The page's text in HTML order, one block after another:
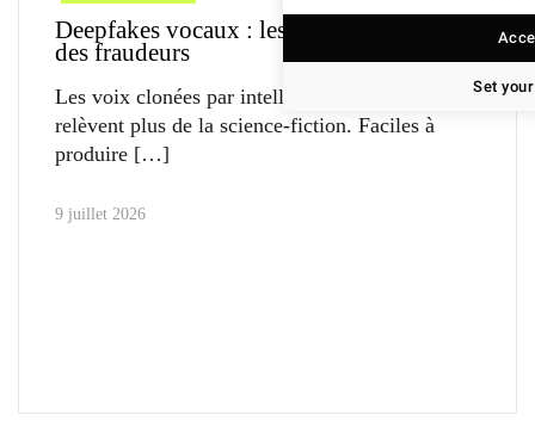
Deepfakes vocaux : les nouvelles armes
des fraudeurs
Les voix clonées par intelligence artificielle ne
relèvent plus de la science-fiction. Faciles à
produire
9 juillet 2026
Set